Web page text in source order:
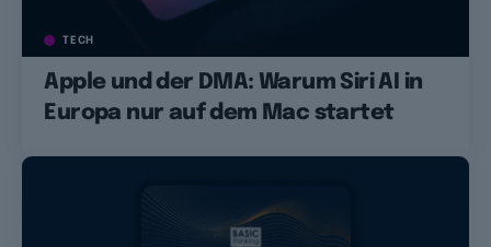
TECH
Apple und der DMA: Warum Siri AI in
Europa nur auf dem Mac startet